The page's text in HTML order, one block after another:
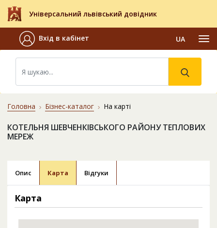
Універсальний львівський довідник
Вхід в кабінет UA
Головна Бізнес-каталог На карті
КОТЕЛЬНЯ ШЕВЧЕНКІВСЬКОГО РАЙОНУ ТЕПЛОВИХ
МЕРЕЖ
Опис Карта Відгуки
Карта